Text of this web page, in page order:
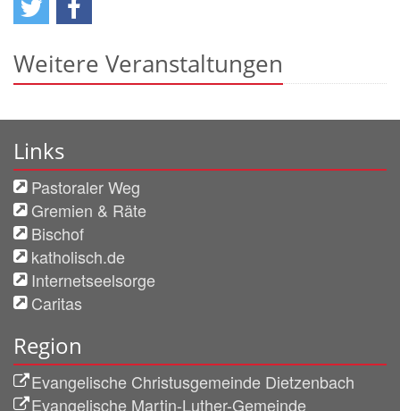
Weitere Veranstaltungen
Links
Pastoraler Weg
Gremien & Räte
Bischof
katholisch.de
Internetseelsorge
Caritas
Region
Evangelische Christusgemeinde Dietzenbach
Evangelische Martin-Luther-Gemeinde